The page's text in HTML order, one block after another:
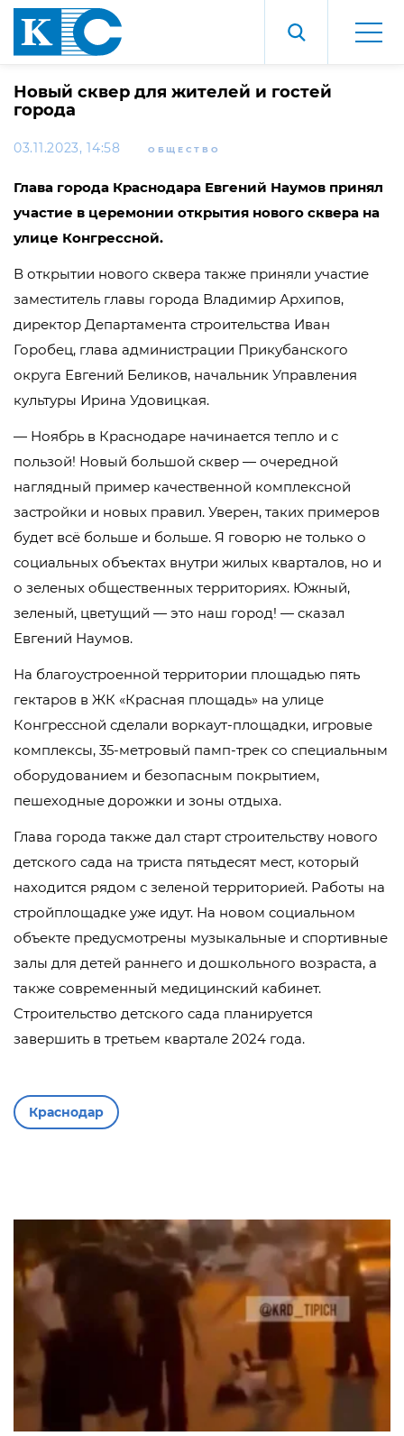
Новый сквер для жителей и гостей
города
03.11.2023, 14:58 ОБЩЕСТВО
Глава города Краснодара Евгений Наумов принял
участие в церемонии открытия нового сквера на
улице Конгрессной.
В открытии нового сквера также приняли участие
заместитель главы города Владимир Архипов,
директор Департамента строительства Иван
Горобец, глава администрации Прикубанского
округа Евгений Беликов, начальник Управления
культуры Ирина Удовицкая.
— Ноябрь в Краснодаре начинается тепло и с
пользой! Новый большой сквер — очередной
наглядный пример качественной комплексной
застройки и новых правил. Уверен, таких примеров
будет всё больше и больше. Я говорю не только о
социальных объектах внутри жилых кварталов, но и
о зеленых общественных территориях. Южный,
зеленый, цветущий — это наш город! — сказал
Евгений Наумов.
На благоустроенной территории площадью пять
гектаров в ЖК «Красная площадь» на улице
Конгрессной сделали воркаут-площадки, игровые
комплексы, 35-метровый памп-трек со специальным
оборудованием и безопасным покрытием,
пешеходные дорожки и зоны отдыха.
Глава города также дал старт строительству нового
детского сада на триста пятьдесят мест, который
находится рядом с зеленой территорией. Работы на
стройплощадке уже идут. На новом социальном
объекте предусмотрены музыкальные и спортивные
залы для детей раннего и дошкольного возраста, а
также современный медицинский кабинет.
Строительство детского сада планируется
завершить в третьем квартале 2024 года.
Краснодар